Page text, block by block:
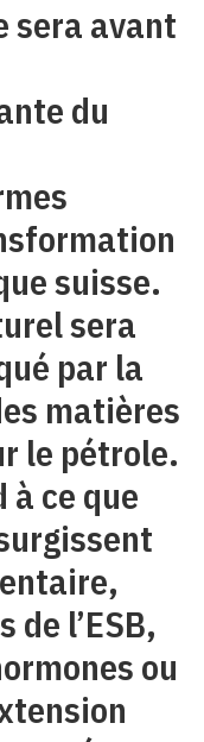
sera avant
du
suisse.
sera
par la
matières
le pétrole.
à ce que
de l’ESB,
ou